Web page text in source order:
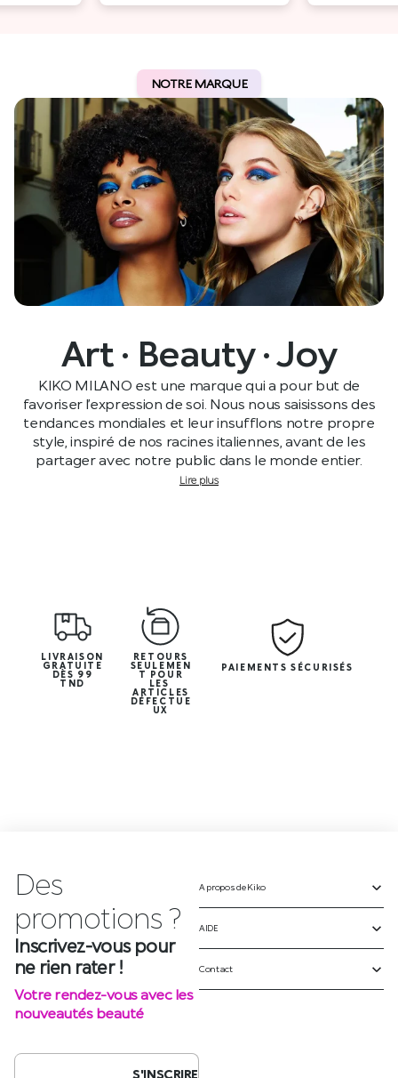
NOTRE MARQUE
Art · Beauty · Joy
KIKO MILANO est une marque qui a pour but de
favoriser l’expression de soi. Nous nous saisissons des
tendances mondiales et leur insufflons notre propre
style, inspiré de nos racines italiennes, avant de les
partager avec notre public dans le monde entier.
Lire plus
LIVRAISON
GRATUITE
DÈS 99
TND
RETOURS
SEULEMEN
T POUR
LES
ARTICLES
DÉFECTUE
UX
PAIEMENTS SÉCURISÉS
Des
promotions ?
Inscrivez-vous pour
ne rien rater !
Votre rendez-vous avec les
nouveautés beauté
S'INSCRIRE
A propos de Kiko
AIDE
Contact